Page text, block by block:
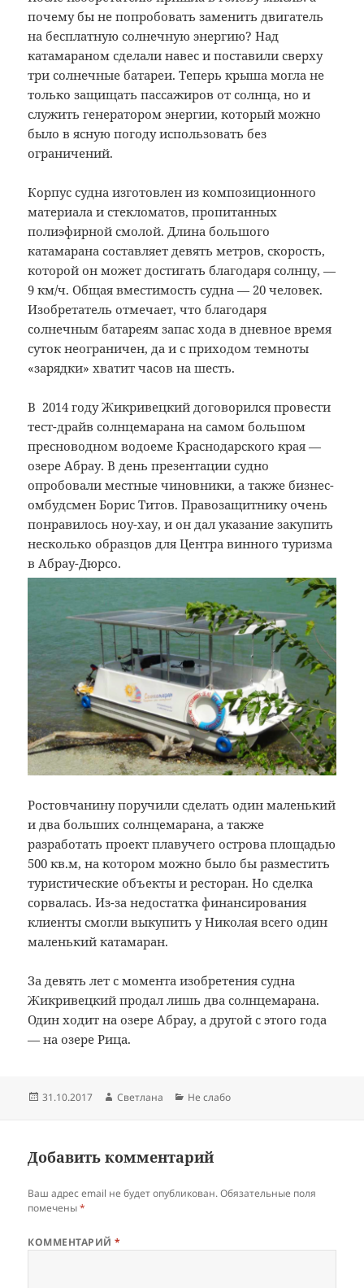
почему бы не попробовать заменить двигатель
на бесплатную солнечную энергию? Над
катамараном сделали навес и поставили сверху
три солнечные батареи. Теперь крыша могла не
только защищать пассажиров от солнца, но и
служить генератором энергии, который можно
было в ясную погоду использовать без
ограничений.
Корпус судна изготовлен из композиционного
материала и стекломатов, пропитанных
полиэфирной смолой. Длина большого
катамарана составляет девять метров, скорость,
которой он может достигать благодаря солнцу, —
9 км/ч. Общая вместимость судна — 20 человек.
Изобретатель отмечает, что благодаря
солнечным батареям запас хода в дневное время
суток неограничен, да и с приходом темноты
«зарядки» хватит часов на шесть.
В 2014 году Жикривецкий договорился провести
тест-драйв солнцемарана на самом большом
пресноводном водоеме Краснодарского края —
озере Абрау. В день презентации судно
опробовали местные чиновники, а также бизнес-
омбудсмен Борис Титов. Правозащитнику очень
понравилось ноу-хау, и он дал указание закупить
несколько образцов для Центра винного туризма
в Абрау-Дюрсо.
Ростовчанину поручили сделать один маленький
и два больших солнцемарана, а также
разработать проект плавучего острова площадью
500 кв.м, на котором можно было бы разместить
туристические объекты и ресторан. Но сделка
сорвалась. Из-за недостатка финансирования
клиенты смогли выкупить у Николая всего один
маленький катамаран.
За девять лет с момента изобретения судна
Жикривецкий продал лишь два солнцемарана.
Один ходит на озере Абрау, а другой с этого года
— на озере Рица.
Опубликовано
31.10.2017 Автор
Светлана Рубрики
Не слабо
Добавить комментарий
Ваш адрес email не будет опубликован. Обязательные поля
помечены*
КОММЕНТАРИЙ*